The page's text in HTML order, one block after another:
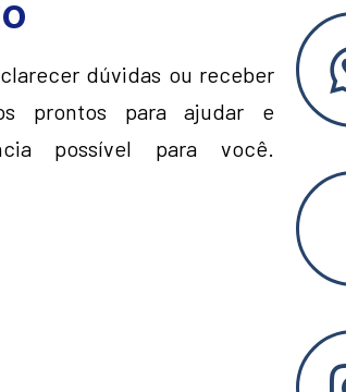
dúvidas ou receber
prontos para ajudar e
possível para você.